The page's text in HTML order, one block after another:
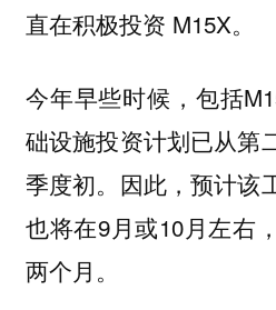
直在积极投资 M15X。
今年早些时候，包括
础设施投资计划已从第
季度初。因此，预计该
也将在9月或10月左右
两个月。